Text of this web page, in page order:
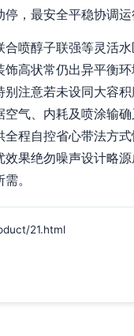
，最安全平稳协调运
喷醇子联强等灵活
高状常仍出异平衡
注意若未设同大容
气、内耗及喷涂输
程自控省心带法方
果绝勿噪声设计略
。
21.html